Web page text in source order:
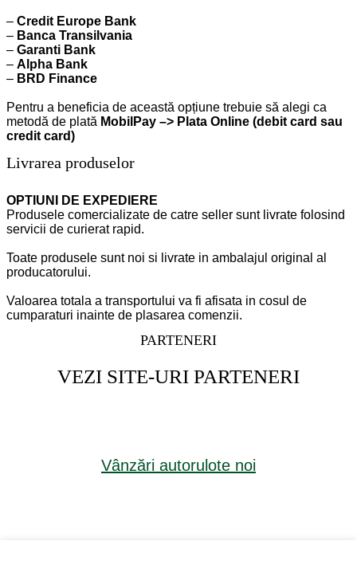
– Credit Europe Bank
– Banca Transilvania
– Garanti Bank
– Alpha Bank
– BRD Finance
Pentru a beneficia de această opțiune trebuie să alegi ca
metodă de plată MobilPay –> Plata Online (debit card sau
credit card)
Livrarea produselor
OPTIUNI DE EXPEDIERE
Produsele comercializate de catre seller sunt livrate folosind
servicii de curierat rapid.
Toate produsele sunt noi si livrate in ambalajul original al
producatorului.
Valoarea totala a transportului va fi afisata in cosul de
cumparaturi inainte de plasarea comenzii.
PARTENERI
VEZI SITE-URI PARTENERI
Vânzări autorulote noi